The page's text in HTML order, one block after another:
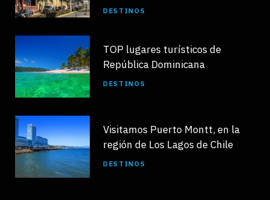
DESTINOS
TOP lugares turísticos de
República Dominicana
DESTINOS
Visitamos Puerto Montt, en la
región de Los Lagos de Chile
DESTINOS